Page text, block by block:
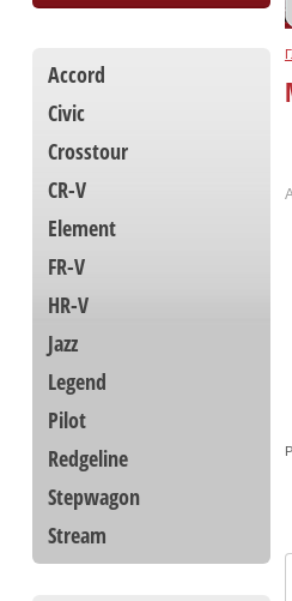
Accord
Civic
Crosstour
CR-V
Element
FR-V
HR-V
Jazz
Legend
Pilot
Redgeline
Stepwagon
Stream